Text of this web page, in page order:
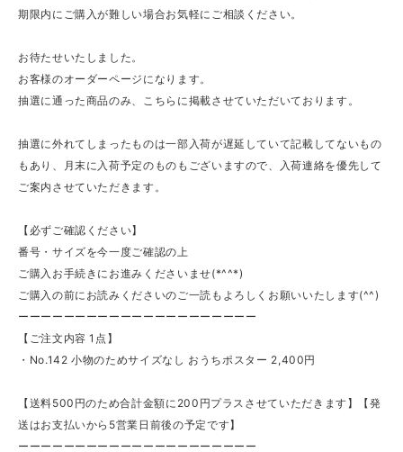
期限内にご購入が難しい場合お気軽にご相談ください。
お待たせいたしました。
お客様のオーダーページになります。
抽選に通った商品のみ、こちらに掲載させていただいております。
抽選に外れてしまったものは一部入荷が遅延していて記載してないもの
もあり、月末に入荷予定のものもございますので、入荷連絡を優先して
ご案内させていただきます。
【必ずご確認ください】
番号・サイズを今一度ご確認の上
ご購入お手続きにお進みくださいませ(*^^*)
ご購入の前にお読みくださいのご一読もよろしくお願いいたします(^^)
ーーーーーーーーーーーーーーーーーーーーー
【ご注文内容 1点】
・No.142 小物のためサイズなし おうちポスター 2,400円
【送料500円のため合計金額に200円プラスさせていただきます】【発
送はお支払いから5営業日前後の予定です】
ーーーーーーーーーーーーーーーーーーーーー